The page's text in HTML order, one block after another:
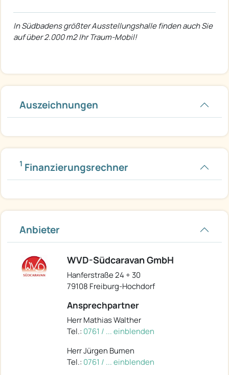
In Südbadens größter Ausstellungshalle finden auch Sie
auf über 2.000 m2 Ihr Traum-Mobil!
Auszeichnungen
1 Finanzierungsrechner
Anbieter
WVD-Südcaravan GmbH
Hanferstraße 24 + 30
79108 Freiburg-Hochdorf
Ansprechpartner
Herr Mathias Walther
Tel.: 0761 / ... einblenden
Herr Jürgen Bumen
Tel.: 0761 / ... einblenden